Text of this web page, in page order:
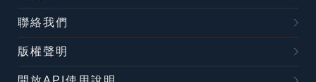
聯絡我們
版權聲明